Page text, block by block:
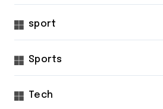
sport
Sports
Tech